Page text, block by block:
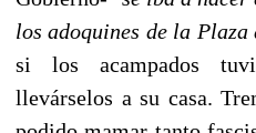
los adoquines de la
si los acampados
llevárselos a su casa.